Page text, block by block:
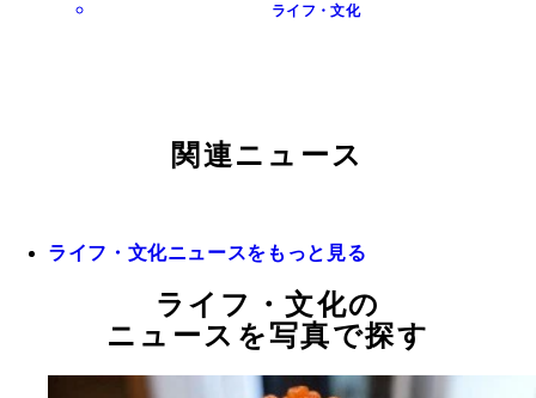
ライフ・文化
関連ニュース
ライフ・文化ニュースをもっと見る
ライフ・文化の
ニュースを写真で探す